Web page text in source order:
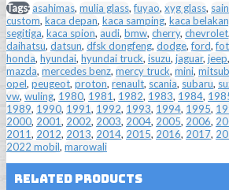
Tags:asahimas, mulia glass,fuyao, xyg glass,
custom, kaca depan, kaca samping, kaca
segitiga, kaca spion, audi, bmw, cherry, chevrolet,
daihatsu, datsun, dfsk dongfeng, dodge,ford,
honda, hyundai, hyundai truck, isuzu, jaguar, jeep,
mazda, mercedes benz, mercy truck, mini,
opel, peugeot, proton, renault, scania, subaru,
vw, wuling, 1980, 1981, 1982, 1983, 1984,
1989, 1990, 1991, 1992, 1993, 1994, 1995,
2000, 2001, 2002, 2003, 2004, 2005, 2006,
2011, 2012, 2013, 2014, 2015, 2016, 2017,
2022 mobil, marowali
Related Products